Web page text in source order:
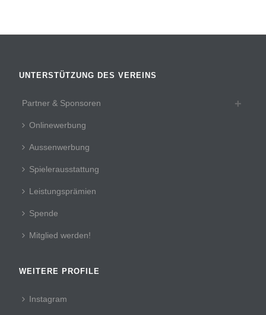
UNTERSTÜTZUNG DES VEREINS
Partner & Sponsoren
Onlinewerbung
Aussenwerbung
Spielerausstattung
Leistungsprämien
Spende
Mitglied werden!
WEITERE PROFILE
Instagram